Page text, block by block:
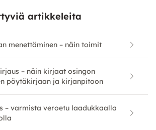
artikkeleita
menettäminen – näin toimit
– näin kirjaat osingon
pöytäkirjaan ja kirjanpitoon
– varmista veroetu laadukkaalla